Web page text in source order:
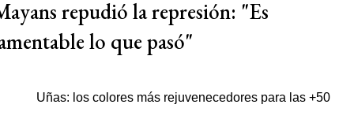
repudió la represión: "Es
lo que pasó"